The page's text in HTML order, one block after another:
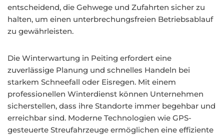
entscheidend, die Gehwege und Zufahrten sicher zu
halten, um einen unterbrechungsfreien Betriebsablauf
zu gewährleisten.
Die Winterwartung in Peiting erfordert eine
zuverlässige Planung und schnelles Handeln bei
starkem Schneefall oder Eisregen. Mit einem
professionellen Winterdienst können Unternehmen
sicherstellen, dass ihre Standorte immer begehbar und
erreichbar sind. Moderne Technologien wie GPS-
gesteuerte Streufahrzeuge ermöglichen eine effiziente